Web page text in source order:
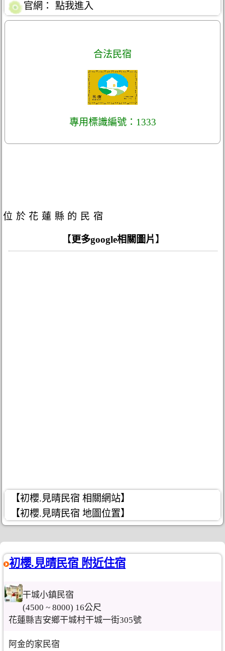
官網：
點我進入
合法民宿
專用標識編號：1333
位於花蓮縣的民宿
【更多google相關圖片 】
【初櫻.見晴民宿 相關網站】
【初櫻.見晴民宿 地圖位置】
初櫻.見晴民宿 附近住宿
干城小鎮民宿
(4500 ~ 8000) 16公尺
花蓮縣吉安鄉干城村干城一街305號
阿金的家民宿